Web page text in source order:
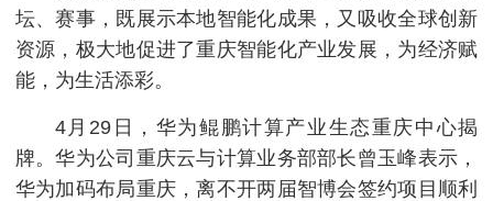
坛、赛事，既展示本地智能化成果，又吸收全球创新
资源，极大地促进了重庆智能化产业发展，为经济赋
能，为生活添彩。
4月29日，华为鲲鹏计算产业生态重庆中心揭
牌。华为公司重庆云与计算业务部部长曾玉峰表示，
华为加码布局重庆，离不开两届智博会签约项目顺利